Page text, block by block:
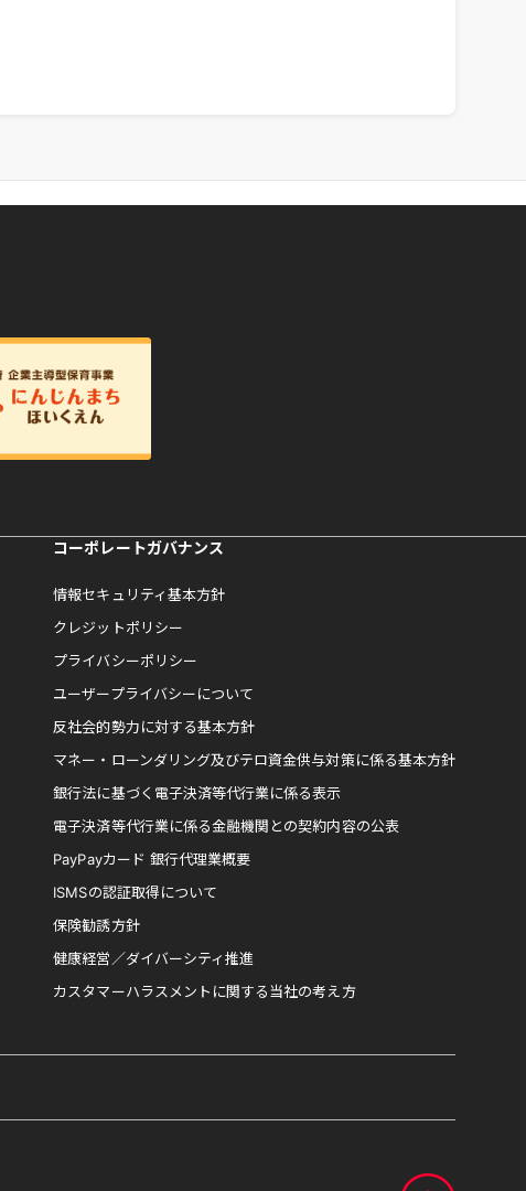
コーポレートガバナンス
情報セキュリティ基本方針
クレジットポリシー
プライバシーポリシー
ユーザープライバシーについて
反社会的勢力に対する基本方針
マネー・ローンダリング及びテロ資金供与対策に係る基本方針
銀行法に基づく電子決済等代行業に係る表示
電子決済等代行業に係る金融機関との契約内容の公表
PayPayカード 銀行代理業概要
ISMSの認証取得について
保険勧誘方針
健康経営／ダイバーシティ推進
カスタマーハラスメントに関する当社の考え方